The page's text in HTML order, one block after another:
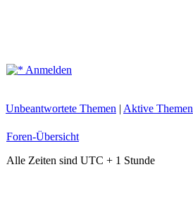
Anmelden
Unbeantwortete Themen | Aktive Themen
Foren-Übersicht
Alle Zeiten sind UTC + 1 Stunde